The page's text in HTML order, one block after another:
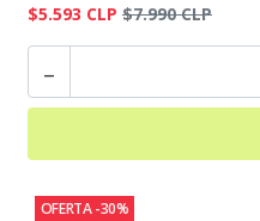
$5.593 CLP $7.990 CLP
-
OFERTA -30%